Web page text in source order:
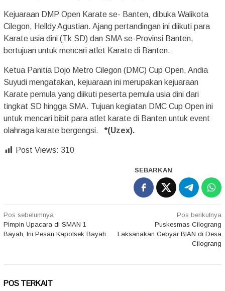
Kejuaraan DMP Open Karate se- Banten, dibuka Walikota
Cilegon, Helldy Agustian. Ajang pertandingan ini diikuti para
Karate usia dini (Tk SD) dan SMA se-Provinsi Banten,
bertujuan untuk mencari atlet Karate di Banten.
Ketua Panitia Dojo Metro Cilegon (DMC) Cup Open, Andia
Suyudi mengatakan, kejuaraan ini merupakan kejuaraan
Karate pemula yang diikuti peserta pemula usia dini dari
tingkat SD hingga SMA. Tujuan kegiatan DMC Cup Open ini
untuk mencari bibit para atlet karate di Banten untuk event
olahraga karate bergengsi.
*(Uzex).
Post Views: 310
SEBARKAN
Navigasi
pos
Pos sebelumnya
Pimpin Upacara di SMAN 1
Bayah, Ini Pesan Kapolsek Bayah
Pos berikutnya
Puskesmas Cilograng
Laksanakan Gebyar BIAN di Desa
Cilograng
POS TERKAIT